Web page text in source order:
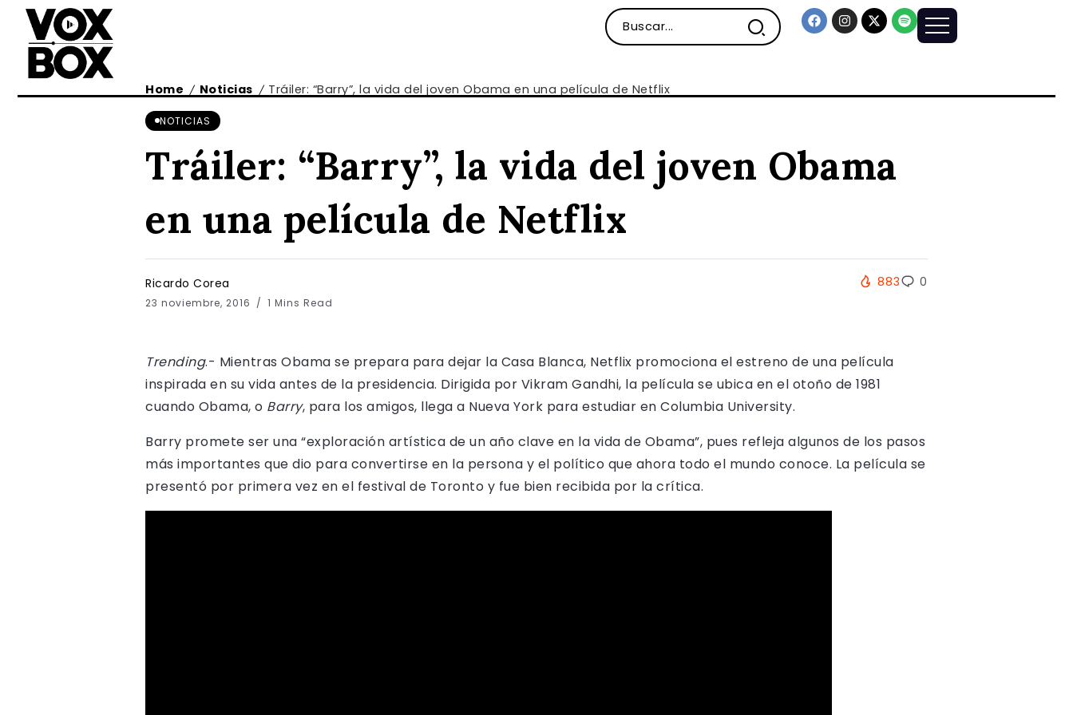
Home / Noticias / Tráiler: “Barry”, la vida del joven Obama en una película de Netflix
NOTICIAS
Tráiler: “Barry”, la vida del joven Obama
en una película de Netflix
Ricardo Corea
23 noviembre, 2016 1 Mins Read
883 0
Trending.- Mientras Obama se prepara para dejar la Casa Blanca, Netflix promociona el estreno de una película
inspirada en su vida antes de la presidencia. Dirigida por Vikram Gandhi, la película se ubica en el otoño de 1981
cuando Obama, o Barry, para los amigos, llega a Nueva York para estudiar en Columbia University.
Barry promete ser una “exploración artística de un año clave en la vida de Obama”, pues refleja algunos de los pasos
más importantes que dio para convertirse en la persona y el político que ahora todo el mundo conoce. La película se
presentó por primera vez en el festival de Toronto y fue bien recibida por la crítica.